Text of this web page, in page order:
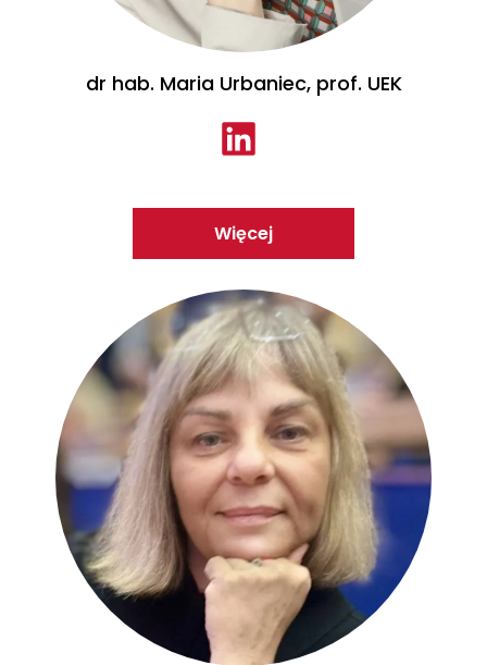
dr hab. Maria Urbaniec, prof. UEK
Więcej